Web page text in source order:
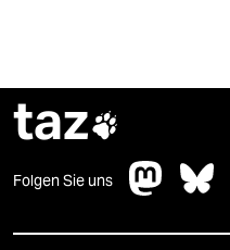
taz
Folgen Sie uns